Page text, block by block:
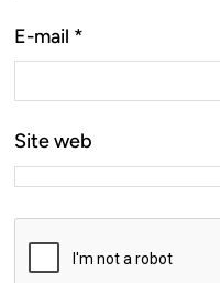
E-mail *
Site web